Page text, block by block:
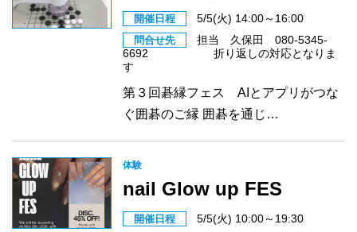
開催日程 5/5(火) 14:00～16:00
問合せ先
担当 久保田 080-5345-
6692 折り返しの対応となりま
す
第３回碁縁フェス AIとアプリがつな
ぐ囲碁のご縁 囲碁を通じ…
体験
nail Glow up FES
開催日程 5/5(火) 10:00～19:30